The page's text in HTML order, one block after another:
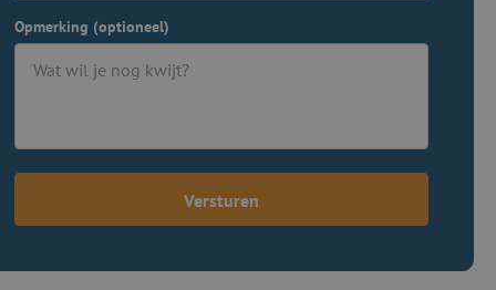
Opmerking (optioneel)
Versturen